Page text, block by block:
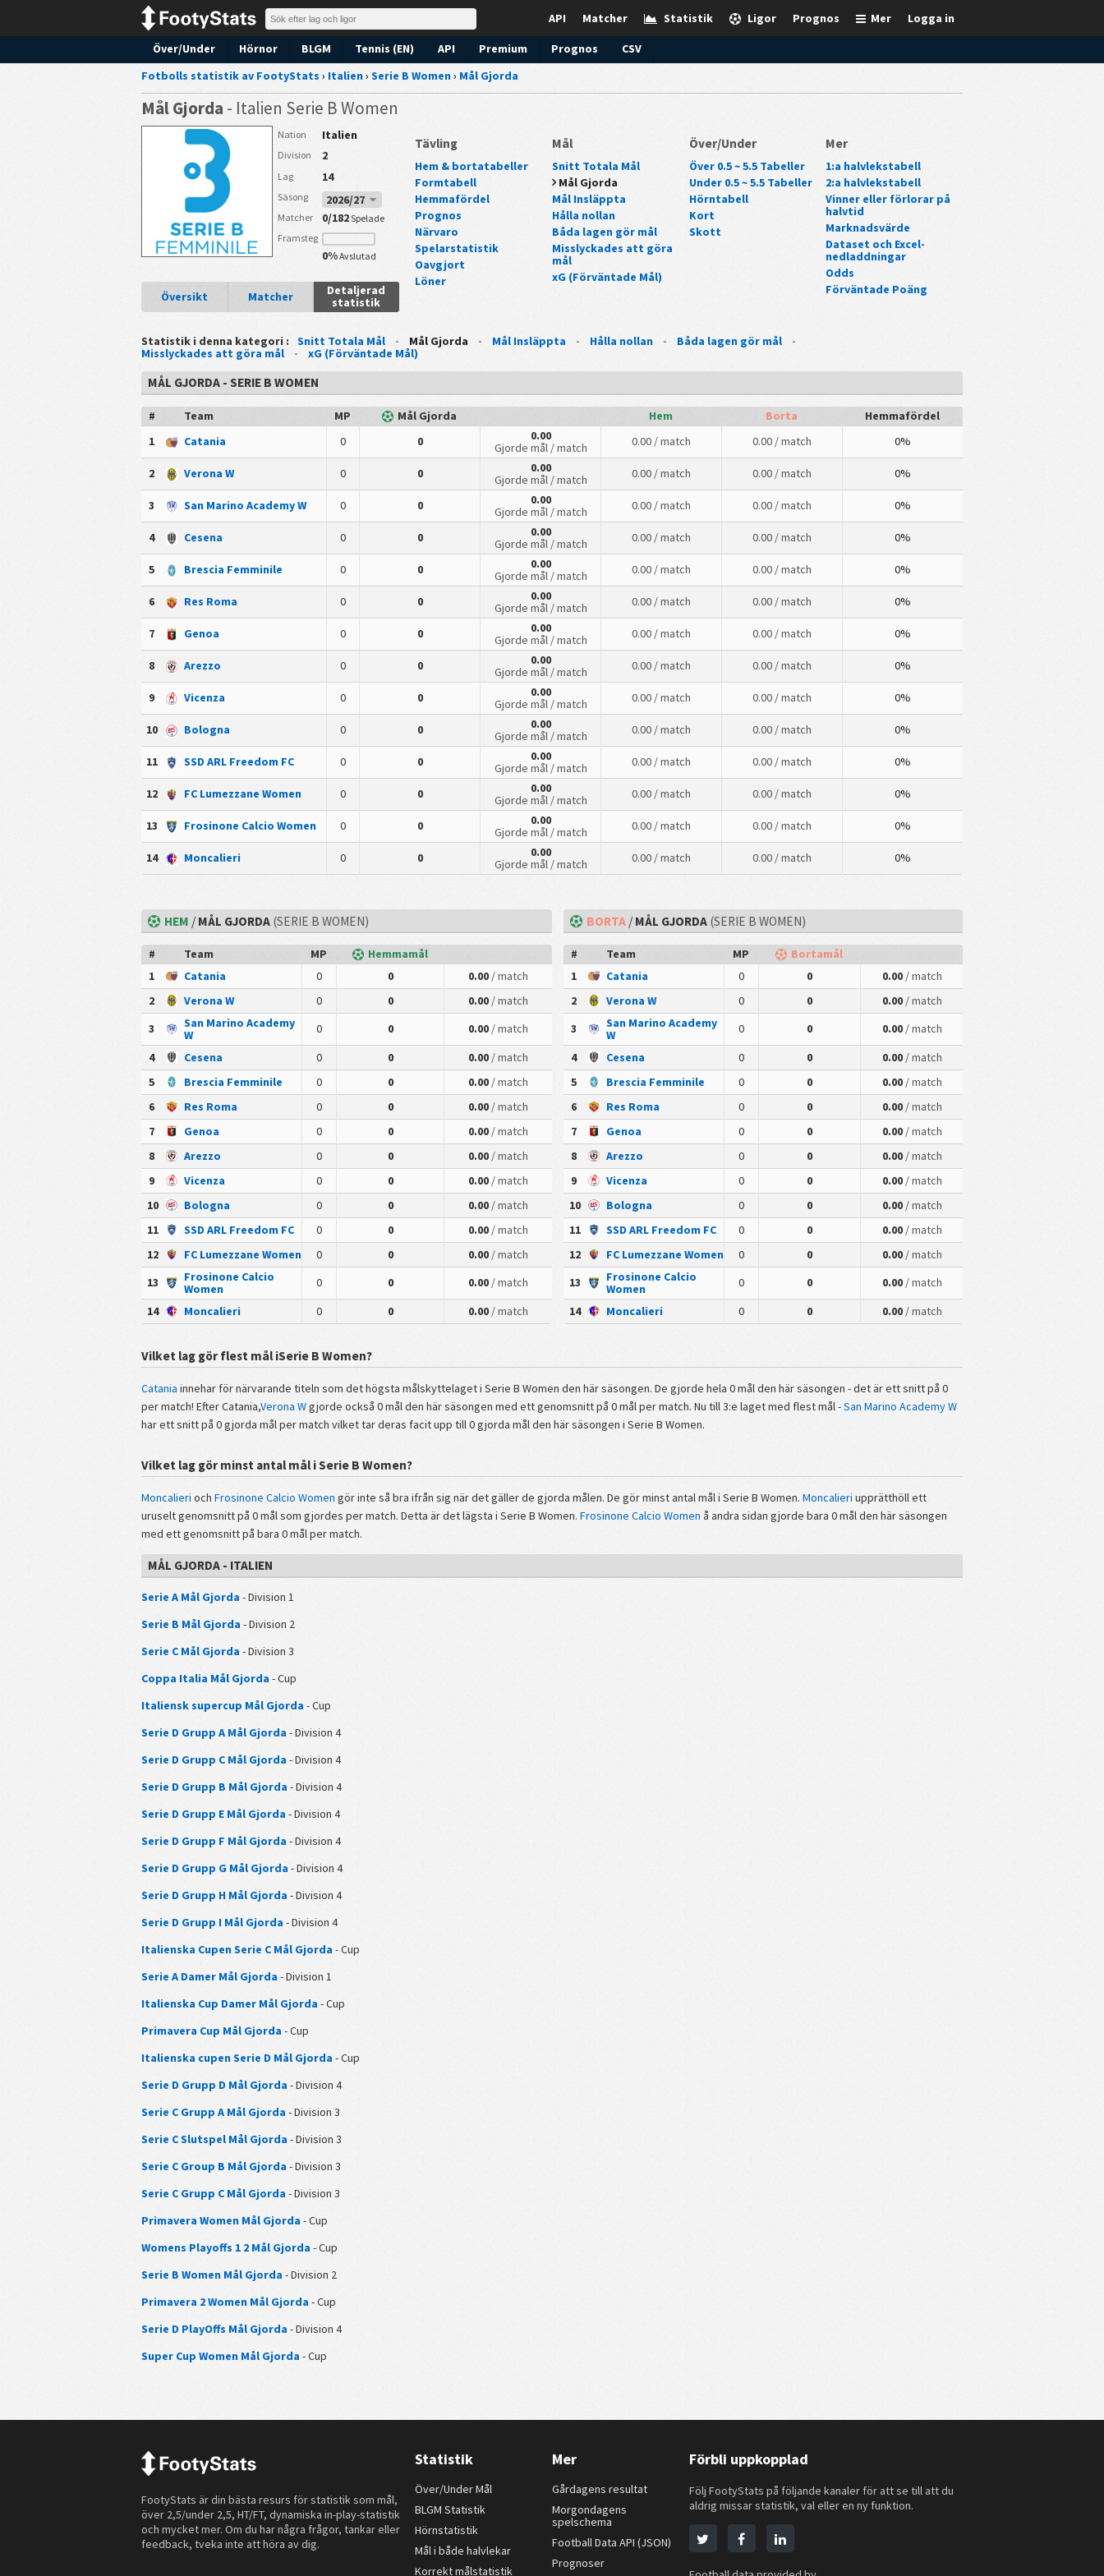
Logga in
Mer
Prognos
Ligor
Statistik
Matcher
API
Över/Under Hörnor BLGM Tennis (EN) API Premium Prognos
CSV
Fotbolls statistik av FootyStats › Italien› Serie B Women› Mål Gjorda
Mål Gjorda - Italien Serie B Women
Nation Italien
Division 2
Lag 14
Säsong 2026/27
Matcher 0/182Spelade
Framsteg
0%Avslutad
Översikt Matcher
Detaljerad
statistik
Tävling
Hem & bortatabeller
Formtabell
Hemmafördel
Prognos
Närvaro
Spelarstatistik
Oavgjort
Löner
Mål
Snitt Totala Mål
Mål Gjorda
Mål Insläppta
Hålla nollan
Båda lagen gör mål
Misslyckades att göra
mål
xG (Förväntade Mål)
Över/Under
Över 0.5 ~ 5.5 Tabeller
Under 0.5 ~ 5.5 Tabeller
Hörntabell
Kort
Skott
Mer
1:a halvlekstabell
2:a halvlekstabell
Vinner eller förlorar på
halvtid
Marknadsvärde
Dataset och Excel-
nedladdningar
Odds
Förväntade Poäng
Statistik i denna kategori : Snitt Totala Mål - Mål Gjorda - Mål Insläppta - Hålla nollan - Båda lagen gör mål -
Misslyckades att göra mål - xG (Förväntade Mål)
MÅL GJORDA - SERIE B WOMEN
# Team MP Mål Gjorda Hem Borta
Hemmafördel
1
Catania 0 0
0.00
Gjorde mål / match 0.00 / match 0.00 / match 0%
2 Verona W 0 0
0.00
Gjorde mål / match 0.00 / match 0.00 / match 0%
3 San Marino Academy W 0 0
0.00
Gjorde mål / match 0.00 / match 0.00 / match 0%
4 Cesena 0 0
0.00
Gjorde mål / match 0.00 / match 0.00 / match 0%
5 Brescia Femminile 0 0
0.00
Gjorde mål / match 0.00 / match 0.00 / match 0%
6 Res Roma 0 0
0.00
Gjorde mål / match 0.00 / match 0.00 / match 0%
7 Genoa 0 0
0.00
Gjorde mål / match 0.00 / match 0.00 / match 0%
8 Arezzo 0 0
0.00
Gjorde mål / match 0.00 / match 0.00 / match 0%
9 Vicenza 0 0
0.00
Gjorde mål / match 0.00 / match 0.00 / match 0%
10 Bologna 0 0
0.00
Gjorde mål / match 0.00 / match 0.00 / match 0%
11 SSD ARL Freedom FC 0 0
0.00
Gjorde mål / match 0.00 / match 0.00 / match 0%
12 FC Lumezzane Women 0 0
0.00
Gjorde mål / match 0.00 / match 0.00 / match 0%
13 Frosinone Calcio Women 0 0
0.00
Gjorde mål / match 0.00 / match 0.00 / match 0%
14 Moncalieri 0 0
0.00
Gjorde mål / match 0.00 / match 0.00 / match 0%
HEM /MÅL GJORDA(SERIE B WOMEN)
# Team MP
Hemmamål
1
Catania 0 0 0.00 / match
2
Verona W 0 0 0.00 / match
3
San Marino Academy
W
0 0 0.00 / match
4
Cesena 0 0 0.00 / match
5
Brescia Femminile 0 0 0.00 / match
6
Res Roma 0 0 0.00 / match
7
Genoa 0 0 0.00 / match
8
Arezzo 0 0 0.00 / match
9
Vicenza 0 0 0.00 / match
10
Bologna 0 0 0.00 / match
11
SSD ARL Freedom FC 0 0 0.00 / match
12
FC Lumezzane Women 0 0 0.00 / match
13
Frosinone Calcio
Women
0 0 0.00 / match
14
Moncalieri 0 0 0.00 / match
BORTA /MÅL GJORDA(SERIE B WOMEN)
# Team MP
Bortamål
1
Catania 0 0 0.00/ match
2
Verona W 0 0 0.00/ match
3
San Marino Academy
W
0 0 0.00/ match
4
Cesena 0 0 0.00/ match
5
Brescia Femminile 0 0 0.00/ match
6
Res Roma 0 0 0.00/ match
7
Genoa 0 0 0.00/ match
8
Arezzo 0 0 0.00/ match
9
Vicenza 0 0 0.00/ match
10
Bologna 0 0 0.00/ match
11
SSD ARL Freedom FC 0 0 0.00/ match
12
FC Lumezzane Women 0 0 0.00/ match
13
Frosinone Calcio
Women
0 0 0.00/ match
14
Moncalieri 0 0 0.00/ match
Vilket lag gör flest mål iSerie B Women?
Catania innehar för närvarande titeln som det högsta målskyttelaget i Serie B Women den här säsongen. De gjorde hela 0 mål den här säsongen - det är ett snitt på 0
per match! Efter Catania,Verona Wgjorde också 0 mål den här säsongen med ett genomsnitt på 0 mål per match. Nu till 3:e laget med flest mål -San Marino Academy W
har ett snitt på 0 gjorda mål per match vilket tar deras facit upp till 0 gjorda mål den här säsongen i Serie B Women.
Vilket lag gör minst antal mål i Serie B Women?
Moncalieri och Frosinone Calcio Women gör inte så bra ifrån sig när det gäller de gjorda målen. De gör minst antal mål i Serie B Women. Moncalieri upprätthöll ett
uruselt genomsnitt på 0 mål som gjordes per match. Detta är det lägsta i Serie B Women. Frosinone Calcio Women å andra sidan gjorde bara 0 mål den här säsongen
med ett genomsnitt på bara 0 mål per match.
MÅL GJORDA - ITALIEN
Serie A Mål Gjorda - Division 1
Serie B Mål Gjorda - Division 2
Serie C Mål Gjorda - Division 3
Coppa Italia Mål Gjorda - Cup
Italiensk supercup Mål Gjorda - Cup
Serie D Grupp A Mål Gjorda - Division 4
Serie D Grupp C Mål Gjorda - Division 4
Serie D Grupp B Mål Gjorda - Division 4
Serie D Grupp E Mål Gjorda - Division 4
Serie D Grupp F Mål Gjorda - Division 4
Serie D Grupp G Mål Gjorda - Division 4
Serie D Grupp H Mål Gjorda - Division 4
Serie D Grupp I Mål Gjorda - Division 4
Italienska Cupen Serie C Mål Gjorda - Cup
Serie A Damer Mål Gjorda - Division 1
Italienska Cup Damer Mål Gjorda - Cup
Primavera Cup Mål Gjorda - Cup
Italienska cupen Serie D Mål Gjorda - Cup
Serie D Grupp D Mål Gjorda - Division 4
Serie C Grupp A Mål Gjorda - Division 3
Serie C Slutspel Mål Gjorda - Division 3
Serie C Group B Mål Gjorda - Division 3
Serie C Grupp C Mål Gjorda - Division 3
Primavera Women Mål Gjorda - Cup
Womens Playoffs 1 2 Mål Gjorda - Cup
Serie B Women Mål Gjorda - Division 2
Primavera 2 Women Mål Gjorda - Cup
Serie D PlayOffs Mål Gjorda - Division 4
Super Cup Women Mål Gjorda - Cup
FootyStats är din bästa resurs för statistik som mål,
över 2,5/under 2,5, HT/FT, dynamiska in-play-statistik
och mycket mer. Om du har några frågor, tankar eller
feedback, tveka inte att höra av dig.
Statistik
Över/Under Mål
BLGM Statistik
Hörnstatistik
Mål i både halvlekar
Korrekt målstatistik
Mer
Gårdagens resultat
Morgondagens
spelschema
Football Data API (JSON)
Prognoser
Förbli uppkopplad
Följ FootyStats på följande kanaler för att se till att du
aldrig missar statistik, val eller en ny funktion.